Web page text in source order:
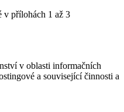
v přílohách 1 až 3
v oblasti informačních
a související činnosti a